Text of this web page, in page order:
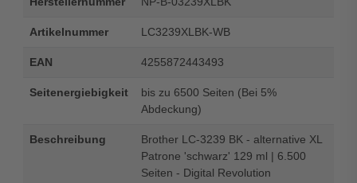
Artikelnummer LC3239XLBK-WB
EAN 4255872443493
Seitenergiebigkeit
bis zu 6500 Seiten (Bei 5%
Abdeckung)
Beschreibung
Brother LC-3239 BK - alternative XL
Patrone 'schwarz' 129 ml | 6.500
Seiten - Digital Revolution